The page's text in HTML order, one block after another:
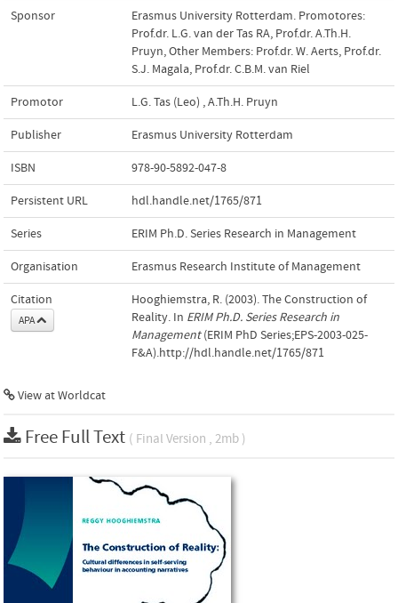
Sponsor
Erasmus University Rotterdam. Promotores:
Prof.dr. L.G. van der Tas RA, Prof.dr. A.Th.H.
Pruyn, Other Members: Prof.dr. W. Aerts, Prof.dr.
S.J. Magala, Prof.dr. C.B.M. van Riel
Promotor L.G. Tas (Leo) ,A.Th.H. Pruyn
Publisher Erasmus University Rotterdam
ISBN 978-90-5892-047-8
Persistent URL hdl.handle.net/1765/871
Series ERIM Ph.D. Series Research in Management
Organisation Erasmus Research Institute of Management
Citation
APA
Hooghiemstra, R. (2003). The Construction of
Reality. In ERIM Ph.D. Series Research in
Management(ERIM PhD Series;EPS-2003-025-
F&A).http://hdl.handle.net/1765/871
View at Worldcat
Free Full Text ( Final Version , 2mb )